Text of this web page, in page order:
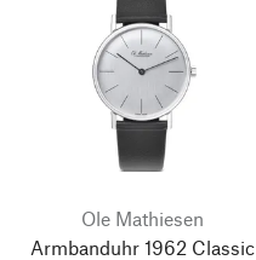
Ole Mathiesen
Armbanduhr 1962 Classic